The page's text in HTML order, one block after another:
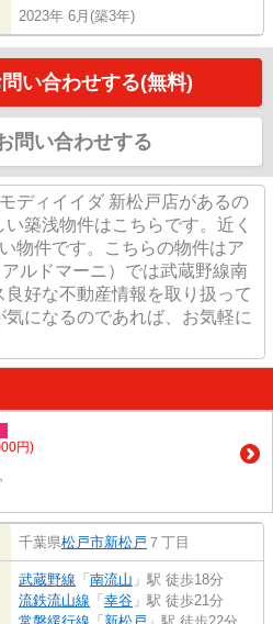
2023年 6月(築3年)
い合わせする(無料)
問い合わせする
ディイイダ 新松戸店があるの
築浅物件はこちらです。近く
物件です。こちらの物件はア
ルドマーニ）では武蔵野線南
好な不動産情報を取り扱って
になるのであれば、お気軽に
円)
千葉県松戸市新松戸 ７丁目
武蔵野線 「 南流山 」駅 徒歩18分
流鉄流山線 「 幸谷 」駅 徒歩21分